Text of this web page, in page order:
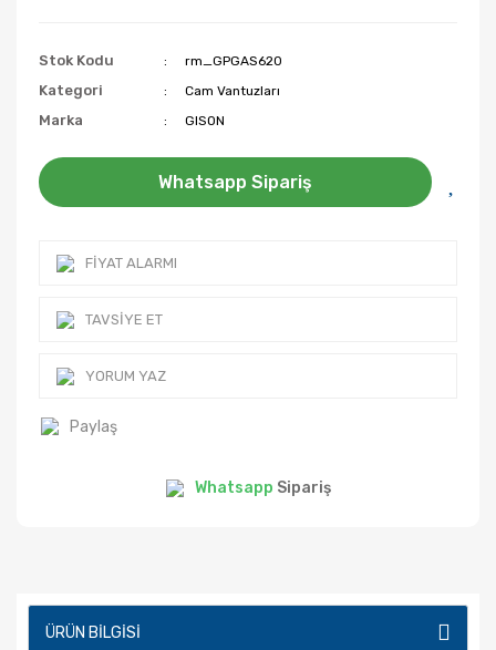
Stok Kodu rm_GPGAS620
Kategori Cam Vantuzları
Marka GISON
Whatsapp Sipariş
FIYAT ALARMI
TAVSIYE ET
YORUM YAZ
Paylaş
Whatsapp Sipariş
ÜRÜN BILGISI